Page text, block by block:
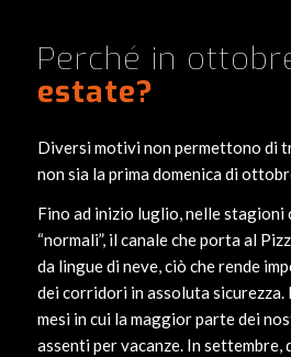
Perché in
estate?
Diversi motivi non permettono di
non sia la prima domenica di
Fino ad inizio luglio, nelle stagioni
“normali”, il canale che porta al
da lingue di neve, ciò che rende
dei corridori in assoluta
mesi in cui la maggior parte dei
assenti per vacanze. In settembre,